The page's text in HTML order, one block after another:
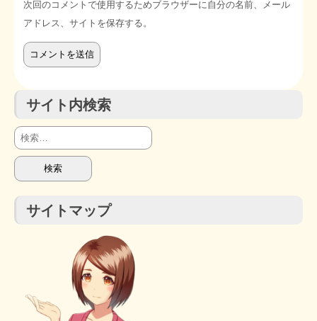
次回のコメントで使用するためブラウザーに自分の名前、メール
アドレス、サイトを保存する。
サイト内検索
検
索:
サイトマップ